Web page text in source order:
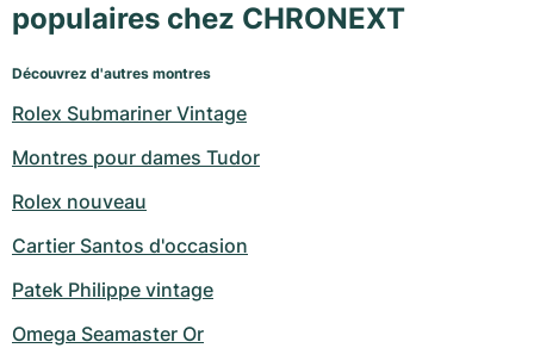
populaires chez CHRONEXT
Découvrez d'autres montres
Rolex Submariner Vintage
Montres pour dames Tudor
Rolex nouveau
Cartier Santos d'occasion
Patek Philippe vintage
Omega Seamaster Or